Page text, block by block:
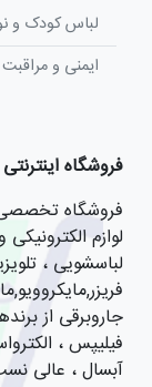
فروشگاه
فروشگاه تخصصی
لوازم
لباسشویی ،
جاروبرقی از
فیلیپس ،
آبسال ، عالی
لباس کودک و
ایمنی و مراقبت